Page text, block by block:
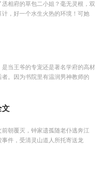
相府的草包二小姐？毫无灵根，双
，好一个水生火热的环境！可她
当王爷的专宠还是著名学府的高材
。因为书院里有温润男神教师的
文
朝覆灭，钟家遗孤随老仆逃奔江
件，受清灵山道人所托寄送龙